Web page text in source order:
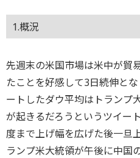
1.概況
先週末の米国市場は米中が貿
たことを好感して3日続伸と
ートしたダウ平均はトランプ
が起きるだろうというツイー
度まで上げ幅を広げた後一旦
ランプ米大統領が午後に中国